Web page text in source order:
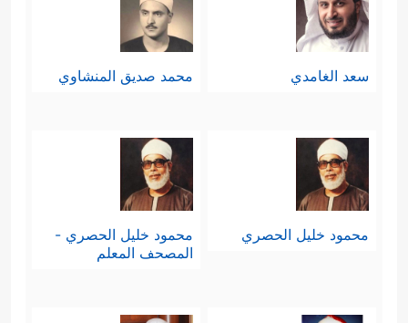
سعد الغامدي محمد صديق المنشاوي
محمود خليل الحصري
محمود خليل الحصري -
المصحف المعلم